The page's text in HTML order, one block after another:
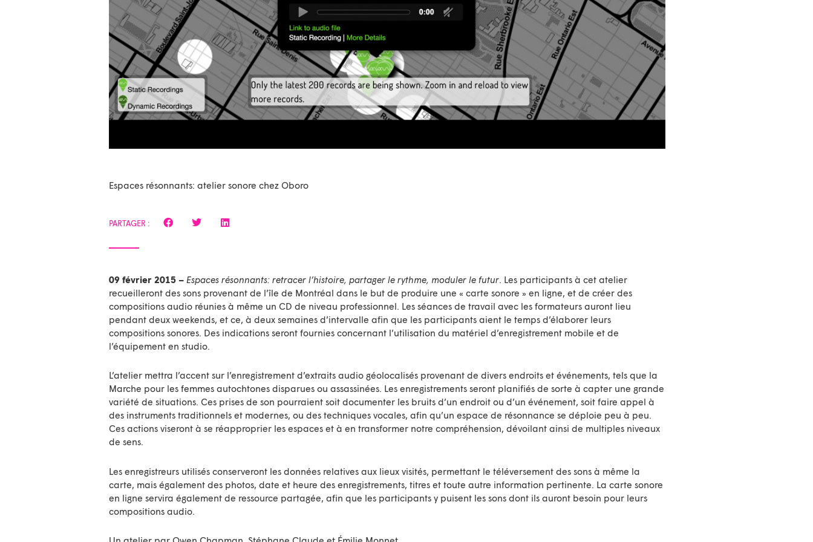
Espaces résonnants: atelier sonore chez Oboro
PARTAGER :
09 février 2015 – Espaces résonnants: retracer l’histoire, partager le rythme, moduler le futur. Les participants à cet atelier
recueilleront des sons provenant de l’île de Montréal dans le but de produire une « carte sonore » en ligne, et de créer des
compositions audio réunies à même un CD de niveau professionnel. Les séances de travail avec les formateurs auront lieu
pendant deux weekends, et ce, à deux semaines d’intervalle afin que les participants aient le temps d’élaborer leurs
compositions sonores. Des indications seront fournies concernant l’utilisation du matériel d’enregistrement mobile et de
l’équipement en studio.
L’atelier mettra l’accent sur l’enregistrement d’extraits audio géolocalisés provenant de divers endroits et événements, tels que la
Marche pour les femmes autochtones disparues ou assassinées. Les enregistrements seront planifiés de sorte à capter une grande
variété de situations. Ces prises de son pourraient soit documenter les bruits d’un endroit ou d’un événement, soit faire appel à
des instruments traditionnels et modernes, ou des techniques vocales, afin qu’un espace de résonnance se déploie peu à peu.
Ces actions viseront à se réapproprier les espaces et à en transformer notre compréhension, dévoilant ainsi de multiples niveaux
de sens.
Les enregistreurs utilisés conserveront les données relatives aux lieux visités, permettant le téléversement des sons à même la
carte, mais également des photos, date et heure des enregistrements, titres et toute autre information pertinente. La carte sonore
en ligne servira également de ressource partagée, afin que les participants y puisent les sons dont ils auront besoin pour leurs
compositions audio.